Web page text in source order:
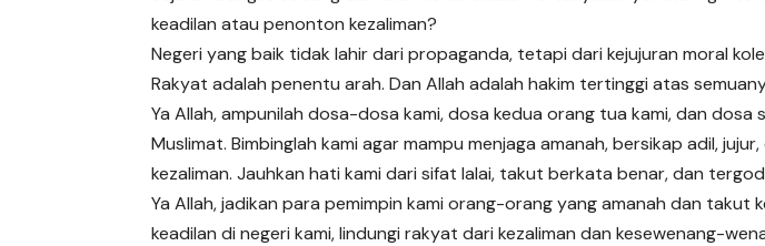
keadilan atau penonton kezaliman?
Negeri yang baik tidak lahir dari propaganda, tetapi dari kejujuran moral
Rakyat adalah penentu arah. Dan Allah adalah hakim tertinggi atas
Ya Allah, ampunilah dosa-dosa kami, dosa kedua orang tua kami, dan dosa
Muslimat. Bimbinglah kami agar mampu menjaga amanah, bersikap adil,
kezaliman. Jauhkan hati kami dari sifat lalai, takut berkata benar, dan
Ya Allah, jadikan para pemimpin kami orang-orang yang amanah dan takut
keadilan di negeri kami, lindungi rakyat dari kezaliman dan kesewenang-